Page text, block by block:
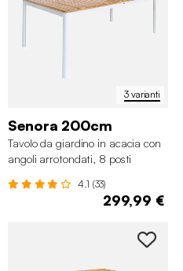
3 varianti
Senora 200cm
Tavolo da giardino in acacia con
angoli arrotondati, 8 posti
4.1 (33)
299,99 €